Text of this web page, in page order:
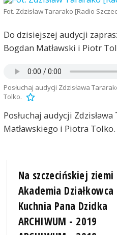
Fot. Zdzisław Tararako [Radio
Do dzisiejszej audycji
Bogdan Matławski i Piotr
Posłuchaj audycji Zdzisława
Tolko.
Posłuchaj audycji
Matławskiego i Piotra Tolko.
Na szczecińskiej ziemi
Akademia Działkowca
Kuchnia Pana Dzidka
ARCHIWUM - 2019